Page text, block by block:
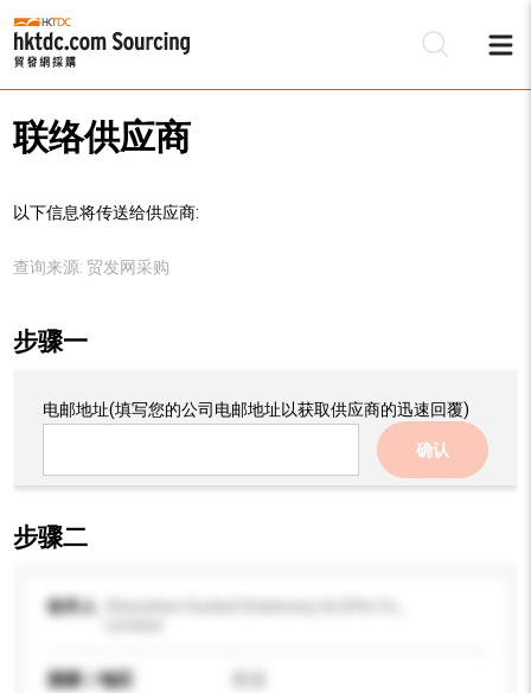
联络供应商
以下信息将传送给供应商:
查询来源: 贸发网采购
步骤一
电邮地址(填写您的公司电邮地址以获取供应商的迅速回覆)
确认
步骤二
收件人
国家 / 地区